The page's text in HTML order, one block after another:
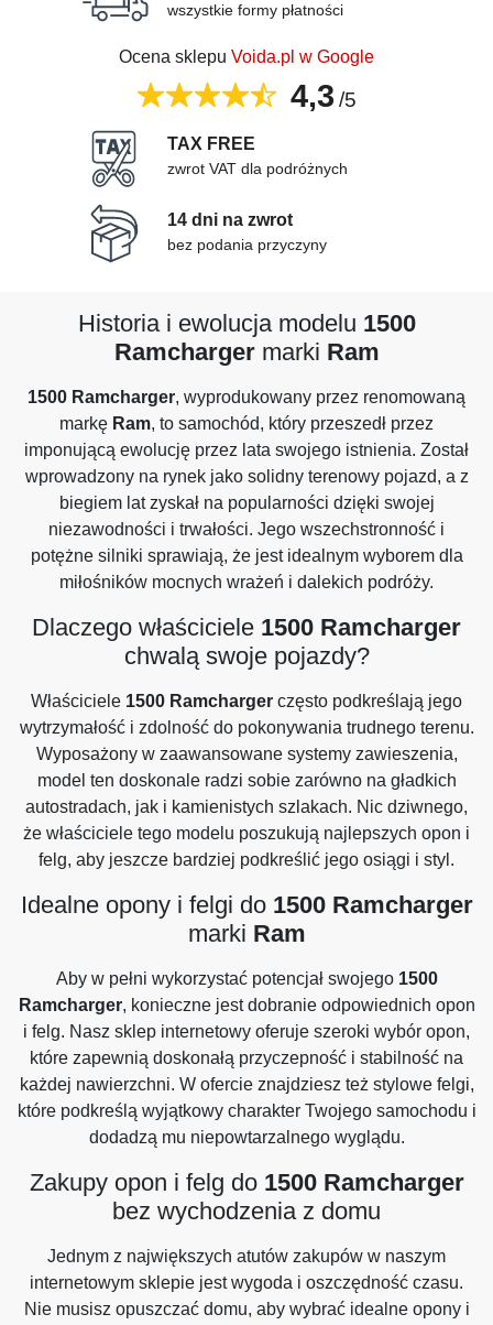
wszystkie formy płatności
Ocena sklepu Voida.pl w Google
4,3 /5
TAX FREE
zwrot VAT dla podróżnych
14 dni na zwrot
bez podania przyczyny
Historia i ewolucja modelu 1500
Ramchargermarki Ram
1500 Ramcharger, wyprodukowany przez renomowaną
markę Ram, to samochód, który przeszedł przez
imponującą ewolucję przez lata swojego istnienia. Został
wprowadzony na rynek jako solidny terenowy pojazd, a z
biegiem lat zyskał na popularności dzięki swojej
niezawodności i trwałości. Jego wszechstronność i
potężne silniki sprawiają, że jest idealnym wyborem dla
miłośników mocnych wrażeń i dalekich podróży.
Dlaczego właściciele 1500 Ramcharger
chwalą swoje pojazdy?
Właściciele 1500 Ramcharger często podkreślają jego
wytrzymałość i zdolność do pokonywania trudnego terenu.
Wyposażony w zaawansowane systemy zawieszenia,
model ten doskonale radzi sobie zarówno na gładkich
autostradach, jak i kamienistych szlakach. Nic dziwnego,
że właściciele tego modelu poszukują najlepszych opon i
felg, aby jeszcze bardziej podkreślić jego osiągi i styl.
Idealne opony i felgi do 1500 Ramcharger
marki Ram
Aby w pełni wykorzystać potencjał swojego 1500
Ramcharger, konieczne jest dobranie odpowiednich opon
i felg. Nasz sklep internetowy oferuje szeroki wybór opon,
które zapewnią doskonałą przyczepność i stabilność na
każdej nawierzchni. W ofercie znajdziesz też stylowe felgi,
które podkreślą wyjątkowy charakter Twojego samochodu i
dodadzą mu niepowtarzalnego wyglądu.
Zakupy opon i felg do 1500 Ramcharger
bez wychodzenia z domu
Jednym z największych atutów zakupów w naszym
internetowym sklepie jest wygoda i oszczędność czasu.
Nie musisz opuszczać domu, aby wybrać idealne opony i